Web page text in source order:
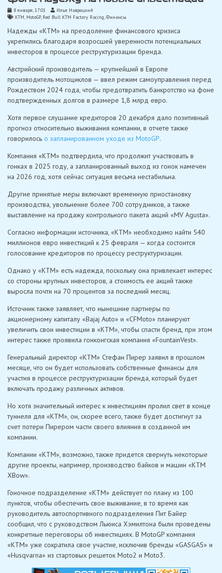
8 января, 17:01
Илья Навроцкий
KTM MotoGP, Red Bull KTM Factory Racing Финансы
Надежды «KTM» на преодоление финансового кризиса
укрепились благодаря возросшей уверенности потенциальных
инвесторов в процессе реструктуризации бренда.
Австрийский производитель — крупнейший в Европе
производитель мотоциклов — ввел режим самоуправления перед
Рождеством 2024 года, чтобы предотвратить банкротство на фоне
подтвержденных долгов в размере 1,8 млрд евро.
Хотя первое слушание кредиторов 20 декабря дало позитивный
прогноз относительно выживания компании, в отчете также
говорилось о запланированном уходе из MotoGP.
Компания «KTM» подтвердила, что продолжит участвовать в
гонках в 2025 году, а запланированный выход из гонок намечен
на 2026 год, хотя сейчас ситуация весьма нестабильна.
Другие принятые меры включают временную приостановку
производства, увольнение более 700 сотрудников, а также
выставление на продажу контрольного пакета акций «MV Agusta».
Согласно информации источника, «KTM» необходимо найти 540
миллионов евро инвестиций к 25 февраля — когда состоится
голосование кредиторов по процессу реструктуризации.
Однако у «KTM» есть надежда, поскольку она привлекает интерес
со стороны крупных инвесторов, а стоимость ее акций также
выросла почти на 70 процентов за последний месяц.
Источник также заявляет, что нынешние партнеры по
акционерному капиталу «Bajaj Auto» и «CFMoto» планируют
увеличить свои инвестиции в «KTM», чтобы спасти бренд, при этом
интерес также проявила гонконгская компания «FountainVest».
Генеральный директор «KTM» Стефан Пирер заявил в прошлом
месяце, что он будет использовать собственные финансы для
участия в процессе реструктуризации бренда, который будет
включать продажу различных активов.
Но хотя значительный интерес к инвестициям пролил свет в конце
туннеля для «KTM», он, скорее всего, также будет достигнут за
счет потери Пирером части своего влияния в созданной им
компании.
Компании «KTM», возможно, также придется свернуть некоторые
другие проекты, например, производство байков и машин «KTM
XBow».
Гоночное подразделение «KTM» действует по плану из 100
пунктов, чтобы обеспечить свое выживание, в то время как
руководитель автоспортивного подразделения Пит Байер
сообщил, что с руководством Льюиса Хэмилтона были проведены
конкретные переговоры об инвестициях. В MotoGP компания
«KTM» уже сократила свое участие, исключив бренды «GASGAS» и
«Husqvarna» из стартовых решеток Moto2 и Moto3.